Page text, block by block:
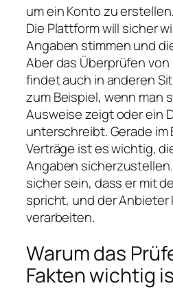
um ein Konto zu
Die Plattform will sicher
Angaben stimmen und
Aber das Überprüfen
findet auch in anderen
zum Beispiel, wenn man
Ausweise zeigt oder ein
unterschreibt. Gerade im
Verträge ist es wichtig,
Angaben
sicher sein, dass er mit
spricht, und der
verarbeiten.
Warum das
Fakten wichtig